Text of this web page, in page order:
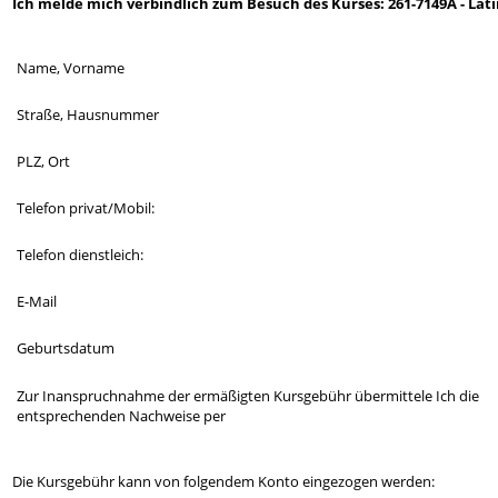
Name, Vorname
Straße, Hausnummer
PLZ, Ort
Telefon privat/Mobil:
Telefon dienstleich:
E-Mail
Geburtsdatum
Zur Inanspruchnahme der ermäßigten Kursgebühr übermittele Ich die
entsprechenden Nachweise per
Die Kursgebühr kann von folgendem Konto eingezogen werden: